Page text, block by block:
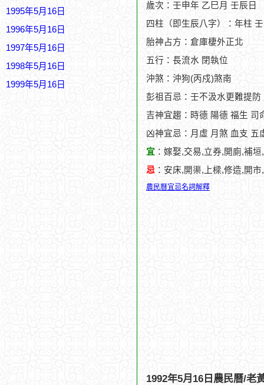
1995年5月16日
1996年5月16日
1997年5月16日
1998年5月16日
1999年5月16日
歲次：壬申年 乙巳月 壬辰日
四柱（即生辰八字）：年柱
胎神占方：倉庫棲外正北
五行：長流水 閉執位
沖煞：沖狗(丙戍)煞南
彭祖百忌：壬不汲水更難提
吉神宜趨：時德 陽德 福生 司
凶神宜忌：月虛 月煞 血支 五
宜 ：嫁娶,交易,立券,開廁,補
忌 ：安床,開渠,上樑,修造,開
農民曆宜忌名詞解釋
1992年5月16日農民曆/老